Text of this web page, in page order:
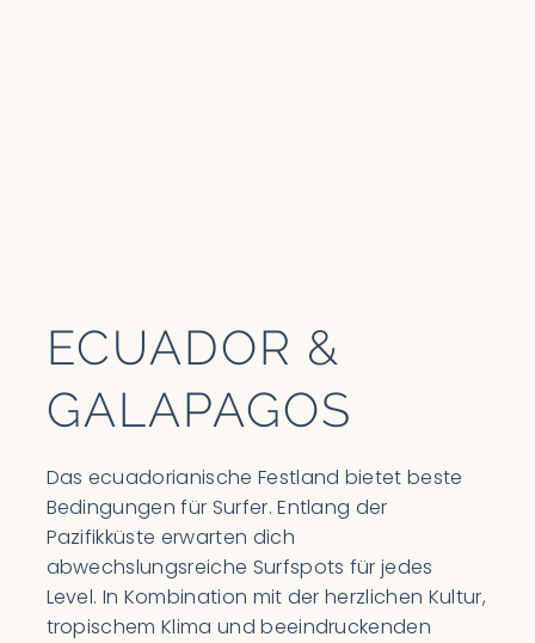
ECUADOR &
GALAPAGOS
Das ecuadorianische Festland bietet beste
Bedingungen für Surfer. Entlang der
Pazifikküste erwarten dich
abwechslungsreiche Surfspots für jedes
Level. In Kombination mit der herzlichen Kultur,
tropischem Klima und beeindruckenden